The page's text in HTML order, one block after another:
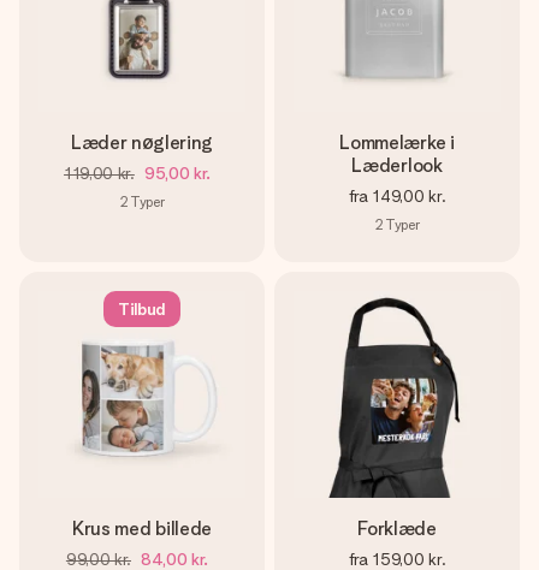
Læder nøglering
119,00 kr. 95,00 kr.
2 Typer
Lommelærke i
Læderlook
fra 149,00 kr.
2 Typer
Tilbud
Krus med billede
99,00 kr. 84,00 kr.
Forklæde
fra 159,00 kr.